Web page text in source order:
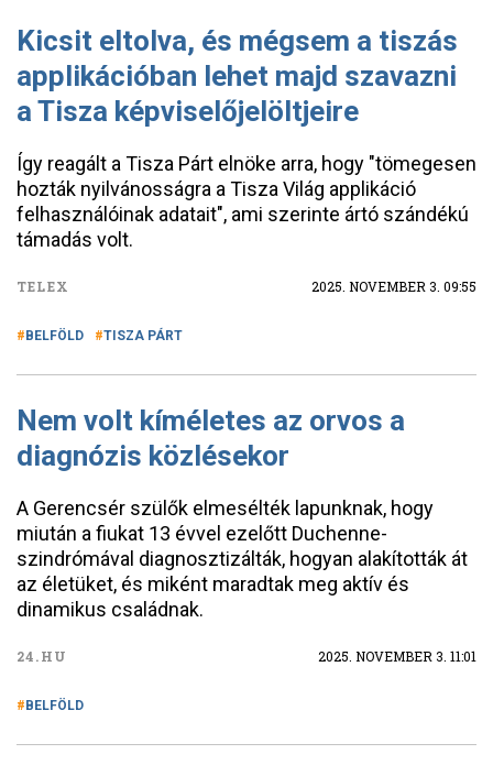
Kicsit eltolva, és mégsem a tiszás
applikációban lehet majd szavazni
a Tisza képviselőjelöltjeire
Így reagált a Tisza Párt elnöke arra, hogy "tömegesen
hozták nyilvánosságra a Tisza Világ applikáció
felhasználóinak adatait", ami szerinte ártó szándékú
támadás volt.
TELEX 2025. NOVEMBER 3. 09:55
BELFÖLD TISZA PÁRT
Nem volt kíméletes az orvos a
diagnózis közlésekor
A Gerencsér szülők elmesélték lapunknak, hogy
miután a fiukat 13 évvel ezelőtt Duchenne-
szindrómával diagnosztizálták, hogyan alakították át
az életüket, és miként maradtak meg aktív és
dinamikus családnak.
24.HU 2025. NOVEMBER 3. 11:01
BELFÖLD